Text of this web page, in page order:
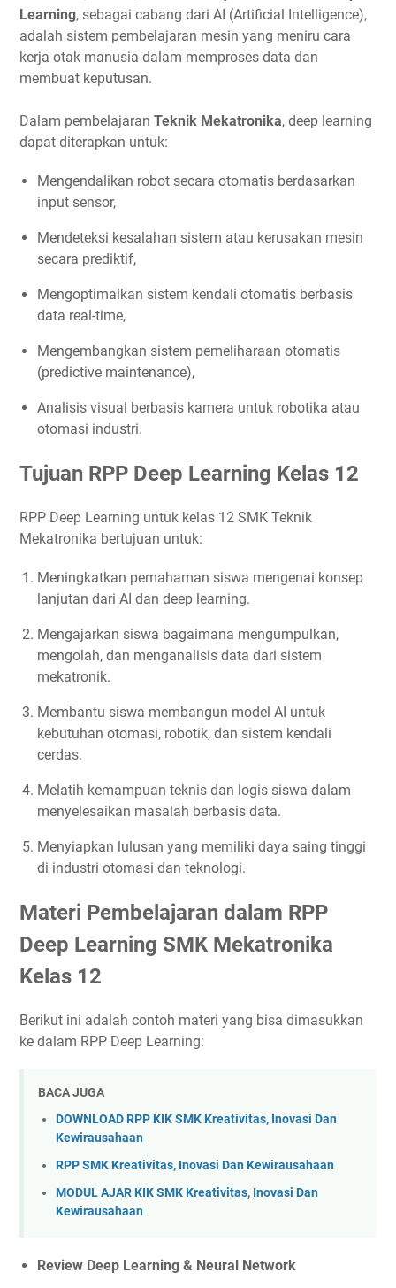
Learning, sebagai cabang dari AI (Artificial Intelligence),
adalah sistem pembelajaran mesin yang meniru cara
kerja otak manusia dalam memproses data dan
membuat keputusan.
Dalam pembelajaran Teknik Mekatronika, deep learning
dapat diterapkan untuk:
Mengendalikan robot secara otomatis berdasarkan
input sensor,
Mendeteksi kesalahan sistem atau kerusakan mesin
secara prediktif,
Mengoptimalkan sistem kendali otomatis berbasis
data real-time,
Mengembangkan sistem pemeliharaan otomatis
(predictive maintenance),
Analisis visual berbasis kamera untuk robotika atau
otomasi industri.
Tujuan RPP Deep Learning Kelas 12
RPP Deep Learning untuk kelas 12 SMK Teknik
Mekatronika bertujuan untuk:
Meningkatkan pemahaman siswa mengenai konsep
lanjutan dari AI dan deep learning.
Mengajarkan siswa bagaimana mengumpulkan,
mengolah, dan menganalisis data dari sistem
mekatronik.
Membantu siswa membangun model AI untuk
kebutuhan otomasi, robotik, dan sistem kendali
cerdas.
Melatih kemampuan teknis dan logis siswa dalam
menyelesaikan masalah berbasis data.
Menyiapkan lulusan yang memiliki daya saing tinggi
di industri otomasi dan teknologi.
Materi Pembelajaran dalam RPP
Deep Learning SMK Mekatronika
Kelas 12
Berikut ini adalah contoh materi yang bisa dimasukkan
ke dalam RPP Deep Learning:
BACA JUGA
DOWNLOAD RPP KIK SMK Kreativitas, Inovasi Dan
Kewirausahaan
RPP SMK Kreativitas, Inovasi Dan Kewirausahaan
MODUL AJAR KIK SMK Kreativitas, Inovasi Dan
Kewirausahaan
Review Deep Learning & Neural Network